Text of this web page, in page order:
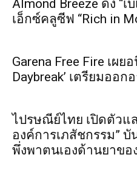
Almond Breeze ดึง “เ
เอ็กซ์คลูซีฟ “Rich in
Garena Free Fire เผยอ
Daybreak’ เตรียมออ
ไปรษณีย์ไทย เปิดตัวแ
องค์การเภสัชกรรม”
พึ่งพาตนเองด้านยาขอ